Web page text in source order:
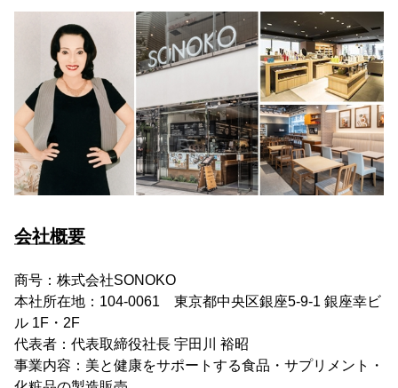
会社概要
商号：株式会社SONOKO
本社所在地：104-0061 東京都中央区銀座5-9-1 銀座幸ビ
ル 1F・2F
代表者：代表取締役社長 宇田川 裕昭
事業内容：美と健康をサポートする食品・サプリメント・